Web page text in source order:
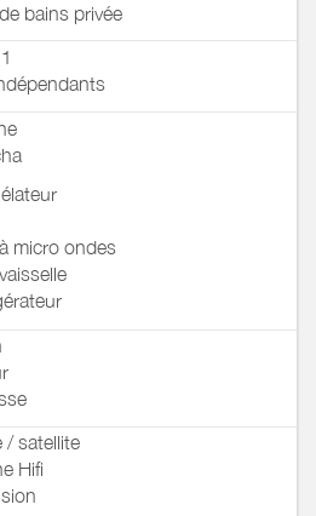
bains privée
1
micro ondes
/ satellite
Hifi